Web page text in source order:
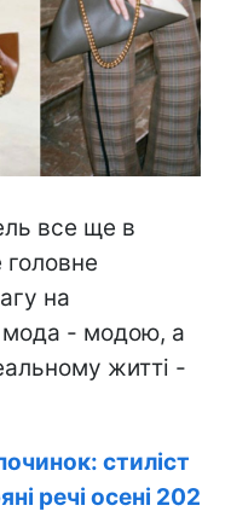
все ще в
головне
на
мода - модою, а
житті -
стиліст
речі осені 202